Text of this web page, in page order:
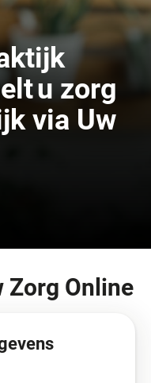
u zorg
via Uw
Zorg Online